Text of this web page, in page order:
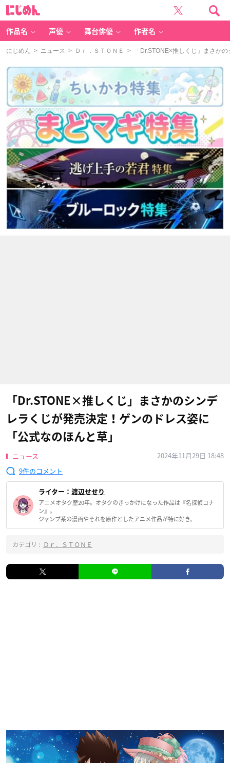
作品名 声優 舞台俳優 作者名
にじめん > ニュース > Ｄｒ．ＳＴＯＮＥ > 「Dr.STONE×推しくじ」まさか
「Dr.STONE×推しくじ」まさかのシンデ
レラくじが発売決定！ゲンのドレス姿に
「公式なのほんと草」
ニュース
2024年11月29日 18:48
9
ライター： 渡辺せせり
アニメオタク歴20年。オタクのきっかけになった作品は『名探偵コナ
ン』。
ジャンプ系の漫画やそれを原作としたアニメ作品が特に好き。
カテゴリ : Ｄｒ．ＳＴＯＮＥ